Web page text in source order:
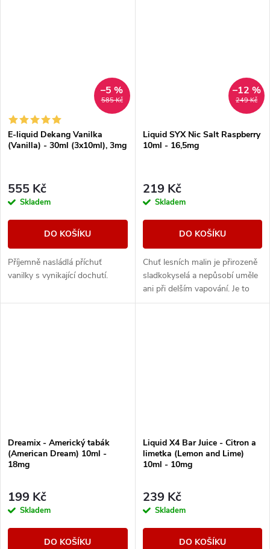
585 Kč
–5 %
E-liquid Dekang Vanilka
(Vanilla) - 30ml (3x10ml), 3mg
555 Kč
Skladem
DO KOŠÍKU
Příjemně nasládlá příchuť
vanilky s vynikající dochutí.
249 Kč
–12 %
Liquid SYX Nic Salt Raspberry
10ml - 16,5mg
219 Kč
Skladem
DO KOŠÍKU
Chuť lesních malin je přirozeně
sladkokyselá a nepůsobí uměle
ani při delším vapování. Je to
ten typ e-liquidu, který tě
Dreamix - Americký tabák
(American Dream) 10ml -
18mg
199 Kč
Skladem
DO KOŠÍKU
Liquid X4 Bar Juice - Citron a
limetka (Lemon and Lime)
10ml - 10mg
239 Kč
Skladem
DO KOŠÍKU